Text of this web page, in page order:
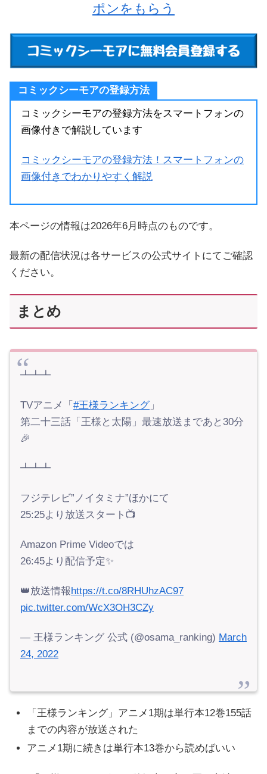
ポンをもらう
コミックシーモアの登録方法
コミックシーモアの登録方法をスマートフォンの
画像付きで解説しています
コミックシーモアの登録方法！スマートフォンの
画像付きでわかりやすく解説
本ページの情報は2026年6月時点のものです。
最新の配信状況は各サービスの公式サイトにてご確認
ください。
まとめ
┻┻┻
TVアニメ「 #王様ランキング」
第二十三話「王様と太陽」最速放送まであと30分
🎉
┻┻┻
フジテレビ”ノイタミナ”ほかにて
25:25より放送スタート📺
Amazon Prime Videoでは
26:45より配信予定✨
👑放送情報 https://t.co/8RHUhzAC97
pic.twitter.com/WcX3OH3CZy
— 王様ランキング 公式 (@osama_ranking) March
24, 2022
「王様ランキング」アニメ1期は単行本12巻155話
までの内容が放送された
アニメ1期に続きは単行本13巻から読めばいい